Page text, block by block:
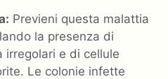
Previeni questa malattia
la presenza di
irregolari e di cellule
Le colonie infette